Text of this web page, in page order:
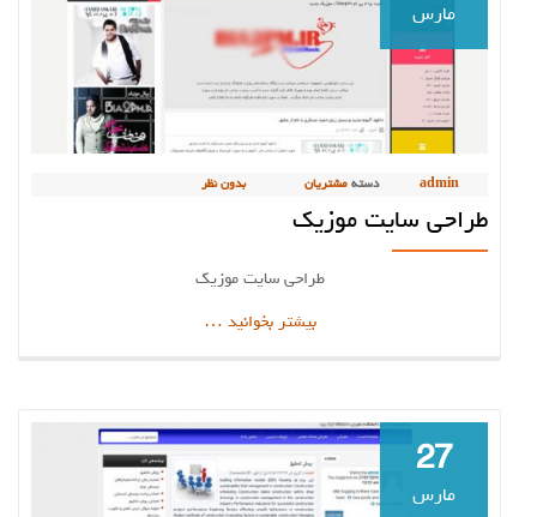
مارس
admin دسته مشتریان بدون نظر
طراحی سایت موزیک
طراحی سایت موزیک
بیشتر بخوانیددربارهطراحی
…
27
مارس